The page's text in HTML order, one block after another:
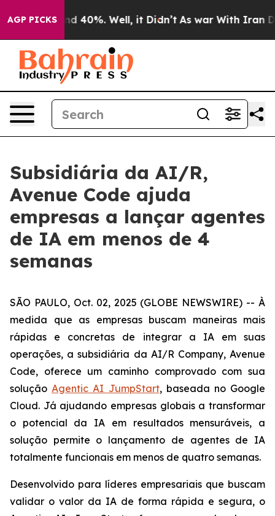
AGP PICKS
Around 40%. Well, it Didn’t As war With Iran
Subsidiária da AI/R,
Avenue Code ajuda
empresas a lançar agentes
de IA em menos de 4
semanas
SÃO PAULO, Oct. 02, 2025 (GLOBE NEWSWIRE) -- À
medida que as empresas buscam maneiras mais
rápidas e concretas de integrar a IA em suas
operações, a subsidiária da AI/R Company, Avenue
Code, oferece um caminho comprovado com sua
soluçãoAgentic AI JumpStart, baseada no Google
Cloud. Já ajudando empresas globais a transformar
o potencial da IA em resultados mensuráveis, a
solução permite o lançamento de agentes de IA
totalmente funcionais em menos de quatro semanas.
Desenvolvido para líderes empresariais que buscam
validar o valor da IA de forma rápida e segura, o